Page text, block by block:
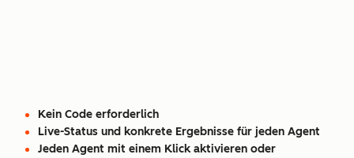
Kein Code erforderlich
Live-Status und konkrete Ergebnisse für jeden Agent
Jeden Agent mit einem Klick aktivieren oder